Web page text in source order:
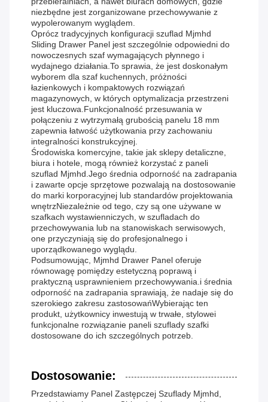
niezbędne jest zorganizowane przechowywanie z
wypolerowanym wyglądem.
Oprócz tradycyjnych konfiguracji szuflad Mjmhd
Sliding Drawer Panel jest szczególnie odpowiedni do
nowoczesnych szaf wymagających płynnego i
wydajnego działania.To sprawia, że jest doskonałym
wyborem dla szaf kuchennych, próżności
łazienkowych i kompaktowych rozwiązań
magazynowych, w których optymalizacja przestrzeni
jest kluczowa.Funkcjonalność przesuwania w
połączeniu z wytrzymałą grubością panelu 18 mm
zapewnia łatwość użytkowania przy zachowaniu
integralności konstrukcyjnej.
Środowiska komercyjne, takie jak sklepy detaliczne,
biura i hotele, mogą również korzystać z paneli
szuflad Mjmhd.Jego średnia odporność na zadrapania
i zawarte opcje sprzętowe pozwalają na dostosowanie
do marki korporacyjnej lub standardów projektowania
wnętrzNiezależnie od tego, czy są one używane w
szafkach wystawienniczych, w szufladach do
przechowywania lub na stanowiskach serwisowych,
one przyczyniają się do profesjonalnego i
uporządkowanego wyglądu.
Podsumowując, Mjmhd Drawer Panel oferuje
równowagę pomiędzy estetyczną poprawą i
praktyczną usprawnieniem przechowywania.i średnia
odporność na zadrapania sprawiają, że nadaje się do
szerokiego zakresu zastosowańWybierając ten
produkt, użytkownicy inwestują w trwałe, stylowei
funkcjonalne rozwiązanie paneli szuflady szafki
dostosowane do ich szczególnych potrzeb.
Dostosowanie:
Przedstawiamy Panel Zastępczej Szuflady Mjmhd,